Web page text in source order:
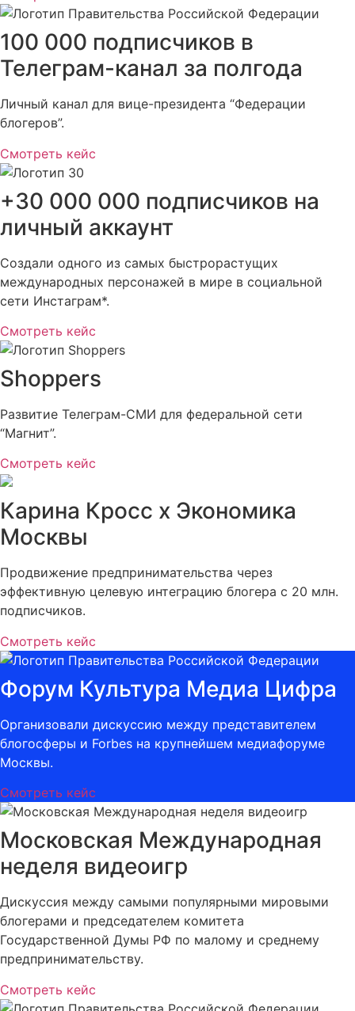
100 000 подписчиков в
Телеграм-канал за полгода
Личный канал для вице-президента “Федерации
блогеров”.
Смотреть кейс
+30 000 000 подписчиков на
личный аккаунт
Создали одного из самых быстрорастущих
международных персонажей в мире в социальной
сети Инстаграм*.
Смотреть кейс
Shoppers
Развитие Телеграм-СМИ для федеральной сети
“Магнит”.
Смотреть кейс
Карина Кросс х Экономика
Москвы
Продвижение предпринимательства через
эффективную целевую интеграцию блогера с 20 млн.
подписчиков.
Смотреть кейс
Форум Культура Медиа Цифра
Организовали дискуссию между представителем
блогосферы и Forbes на крупнейшем медиафоруме
Москвы.
Смотреть кейс
Московская Международная
неделя видеоигр
Дискуссия между самыми популярными мировыми
блогерами и председателем комитета
Государственной Думы РФ по малому и среднему
предпринимательству.
Смотреть кейс